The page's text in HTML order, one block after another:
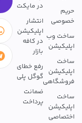
حریم
خصوصی
ساخت وب
اپلیکیشن
ساخت
اپلیکیشن
فروشگاهی
ساخت
اپلیکیشن
اختصاصی
در مایکت
انتشار
اپلیکیشن
در کافه
بازار
رفع خطای
گوگل پلی
ضمانت
پرداخت